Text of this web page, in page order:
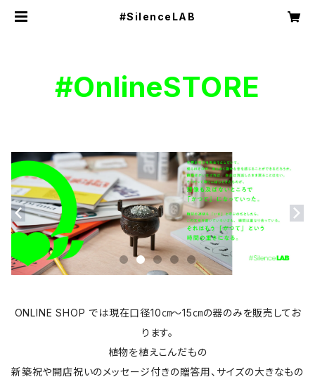
#SilenceLAB
#OnlineSTORE
ONLINE SHOP では現在口径10㎝～15㎝の器のみを販売してお
ります。
植物を植えこんだもの
新築祝や開店祝いのメッセージ付きの贈答用、サイズの大きなもの